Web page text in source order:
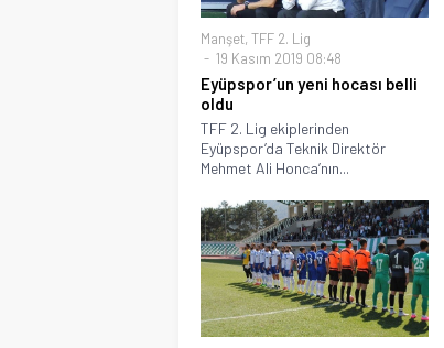
Manşet, TFF 2. Lig
19 Kasım 2019 08:48
Eyüpspor’un yeni hocası belli
oldu
TFF 2. Lig ekiplerinden
Eyüpspor’da Teknik Direktör
Mehmet Ali Honca’nın...